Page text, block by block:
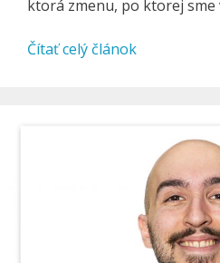
ktorá zmenu, po ktorej
Čítať celý článok